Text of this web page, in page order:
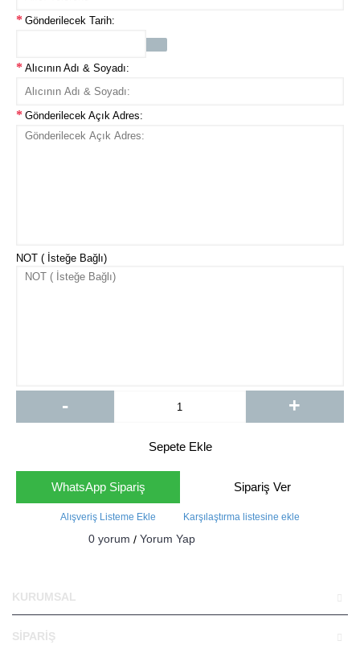
Gönderilecek Tarih:
Alıcının Adı & Soyadı:
Gönderilecek Açık Adres:
NOT ( İsteğe Bağlı)
- +
Sepete Ekle
Sipariş Ver
WhatsApp Sipariş
Alışveriş Listeme Ekle Karşılaştırma listesine ekle
0 yorum / Yorum Yap
KURUMSAL
SİPARİŞ